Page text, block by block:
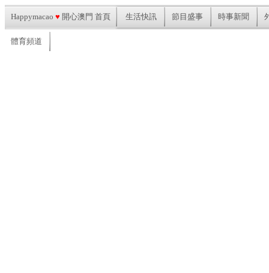
Happymacao ♥ 開心澳門 首頁 生活快訊 節目盛事 時事新聞
體育頻道